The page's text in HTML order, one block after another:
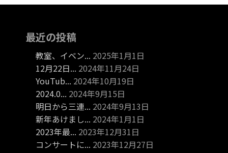
最近の投稿
教室、イベン... 2025年1月1日
12月22日... 2024年11月24日
YouTub... 2024年10月19日
2024.0... 2024年9月15日
明日から三連... 2024年9月13日
新年あけまし... 2024年1月1日
2023年最... 2023年12月31日
コンサートに... 2023年12月27日